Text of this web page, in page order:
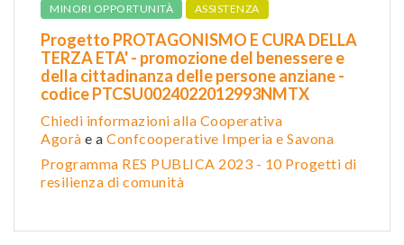
MINORI OPPORTUNITÀ
ASSISTENZA
Progetto PROTAGONISMO E CURA DELLA
TERZA ETA' - promozione del benessere e
della cittadinanza delle persone anziane -
codice PTCSU0024022012993NMTX
Chiedi informazioni alla Cooperativa
Agorà e a Confcooperative Imperia e Savona
Programma RES PUBLICA 2023 - 10 Progetti di
resilienza di comunità